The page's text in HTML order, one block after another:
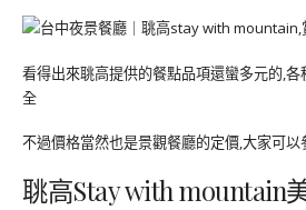
看得出來聎高提供的餐點品項還蠻多元的,
全
不過價格當然也是景觀餐廳的定價,大家可
聎高Stay with mountain